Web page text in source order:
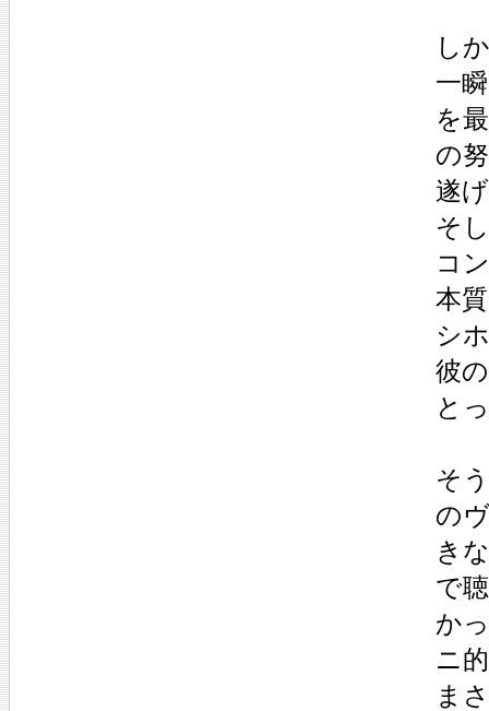
し
一
を
の
遂
そ
コ
本
シ
彼
と
そ
の
き
で
か
ニ
ま